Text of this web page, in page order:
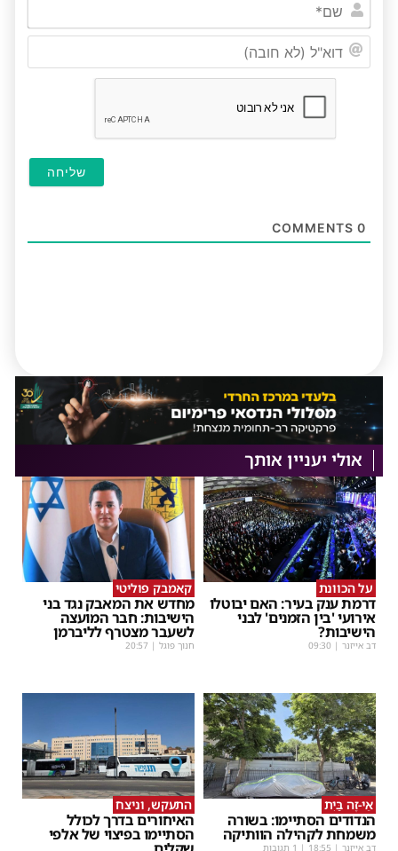
0
אולי יעניין אותך
על הכוונת
דרמת ענק בעיר: האם יבוטלו
אירועי 'בין הזמנים' לבני
הישיבות?
דב אייזנר |
09:30
קאמבק פוליטי
מחדש את המאבק נגד בני
הישיבות: חבר המועצה
לשעבר מצטרף לליברמן
חנוך פוגל |
20:57
אֵי-זֶה בַּיִת
הנדודים הסתיימו: בשורה
משמחת לקהילה הוותיקה
דב אייזנר |
18:55 | 1 תגובות
התעקש, וניצח
האיחורים בדרך לכולל
הסתיימו בפיצוי של אלפי